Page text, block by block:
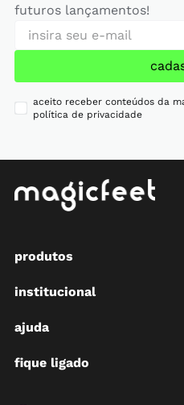
futuros lançamentos!
aceito receber conteúdos da
política de privacidade
produtos
institucional
ajuda
fique ligado